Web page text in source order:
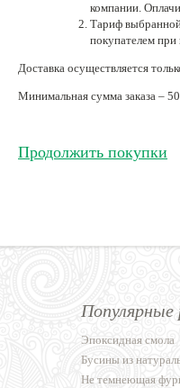
Фотофорум
О магазине
компании.
Тариф
покупателем при
Доставка осуществляется
Минимальная сумма заказа –
Продолжить покупки
Популярные
Эпоксидная смола
Бусины из
Не темнеющая